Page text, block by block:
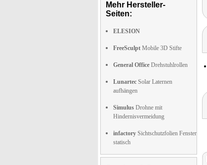
Mehr Hersteller-
Seiten:
ELESION
FreeSculpt Mobile 3D Stifte
General Office Drehstuhlrollen
Lunartec Solar Laternen
aufhängen
Simulus Drohne mit
Hindernisvermeidung
infactory Sichtschutzfolien Fenster
statisch